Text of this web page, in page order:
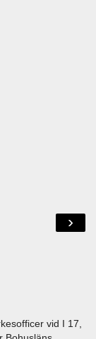
›
vid I 17,